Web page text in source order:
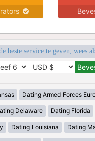
beste service te geven, wees
Dating Armed Forces
Delaware Dating Florida
Dating Louisiana Dating